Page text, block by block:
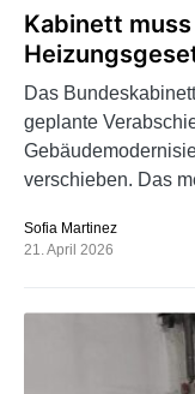
Kabinett
Das
geplante
verschieben. Das
Sofia Martinez
21. April 2026